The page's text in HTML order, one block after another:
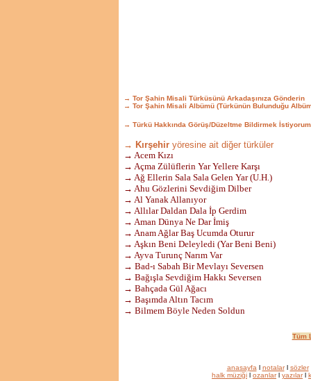
→ Tor Şahin Misali Türküsünü Arkadaşınıza Gönderin
→ Tor Şahin Misali Albümü (Türkünün Bulunduğu
→ Türkü Hakkında Görüş/Düzeltme Bildirmek İstiyorum
→ Kırşehir yöresine ait diğer türküler
→ Acem Kızı
→ Açma Zülüflerin Yar Yellere Karşı
→ Ağ Ellerin Sala Sala Gelen Yar (U.H.)
→ Ahu Gözlerini Sevdiğim Dilber
→ Al Yanak Allanıyor
→ Allılar Daldan Dala İp Gerdim
→ Aman Dünya Ne Dar İmiş
→ Anam Ağlar Baş Ucumda Oturur
→ Aşkın Beni Deleyledi (Yar Beni Beni)
→ Ayva Turunç Narım Var
→ Bad-ı Sabah Bir Mevlayı Seversen
→ Bağışla Sevdiğim Hakkı Seversen
→ Bahçada Gül Ağacı
→ Başımda Altın Tacım
→ Bilmem Böyle Neden Soldun
Tüm
anasayfa l notalarl sözler
halk müziği l ozanlarl yazılarl